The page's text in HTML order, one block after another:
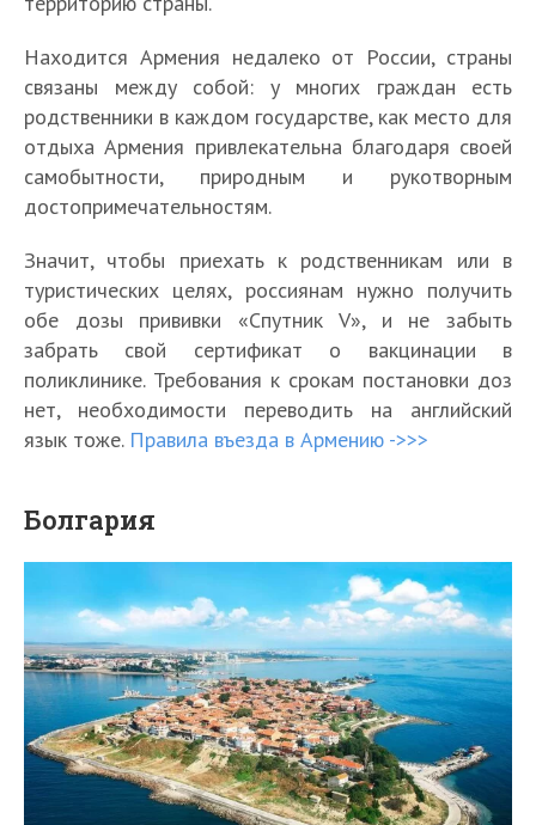
Находится Армения недалеко от России, страны
связаны между собой: у многих граждан есть
родственники в каждом государстве, как место для
отдыха Армения привлекательна благодаря своей
самобытности, природным и рукотворным
достопримечательностям.
Значит, чтобы приехать к родственникам или в
туристических целях, россиянам нужно получить
обе дозы прививки «Спутник V», и не забыть
забрать свой сертификат о вакцинации в
поликлинике. Требования к срокам постановки доз
нет, необходимости переводить на английский
язык тоже. Правила въезда в Армению ->>>
Болгария